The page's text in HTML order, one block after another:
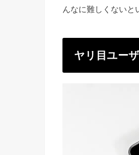
んなに難しくないと
ヤリ目ユー